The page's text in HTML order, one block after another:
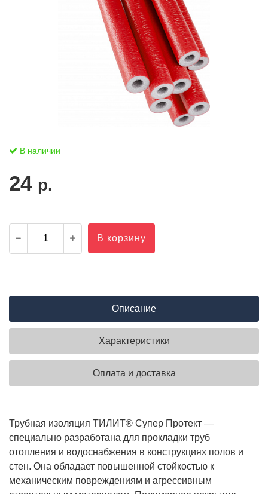
В наличии
24 р.
В корзину
Описание
Характеристики
Оплата и доставка
Трубная изоляция ТИЛИТ® Супер Протект —
специально разработана для прокладки труб
отопления и водоснабжения в конструкциях полов и
стен. Она обладает повышенной стойкостью к
механическим повреждениям и агрессивным